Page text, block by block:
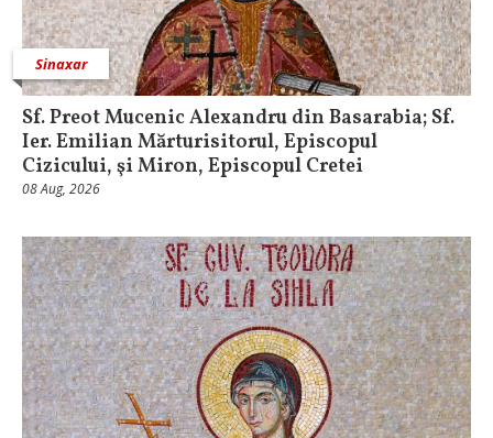
Sinaxar
Sf. Preot Mucenic Alexandru din Basarabia; Sf.
Ier. Emilian Mărturisitorul, Episcopul
Cizicului, şi Miron, Episcopul Cretei
08 Aug, 2026